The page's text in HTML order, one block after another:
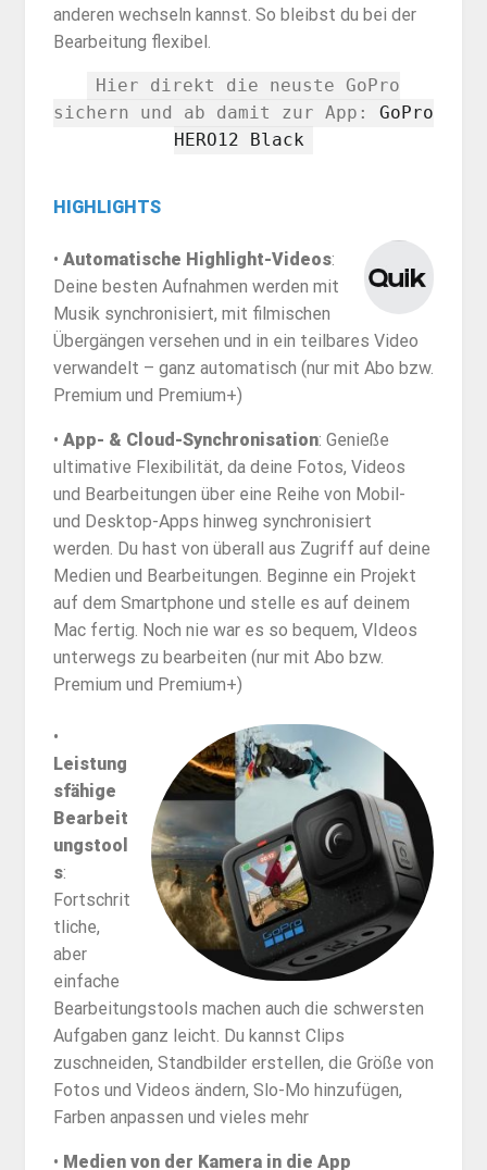
anderen wechseln kannst. So bleibst du bei der
Bearbeitung flexibel.
Hier direkt die neuste GoPro
sichern und ab damit zur App: GoPro
HERO12 Black
HIGHLIGHTS
• Automatische Highlight-Videos:
Deine besten Aufnahmen werden mit
Musik synchronisiert, mit filmischen
Übergängen versehen und in ein teilbares Video
verwandelt – ganz automatisch (nur mit Abo bzw.
Premium und Premium+)
• App- & Cloud-Synchronisation: Genieße
ultimative Flexibilität, da deine Fotos, Videos
und Bearbeitungen über eine Reihe von Mobil-
und Desktop-Apps hinweg synchronisiert
werden. Du hast von überall aus Zugriff auf deine
Medien und Bearbeitungen. Beginne ein Projekt
auf dem Smartphone und stelle es auf deinem
Mac fertig. Noch nie war es so bequem, VIdeos
unterwegs zu bearbeiten (nur mit Abo bzw.
Premium und Premium+)
•
Leistung
sfähige
Bearbeit
ungstool
s:
Fortschrit
tliche,
aber
einfache
Bearbeitungstools machen auch die schwersten
Aufgaben ganz leicht. Du kannst Clips
zuschneiden, Standbilder erstellen, die Größe von
Fotos und Videos ändern, Slo-Mo hinzufügen,
Farben anpassen und vieles mehr
• Medien von der Kamera in die App